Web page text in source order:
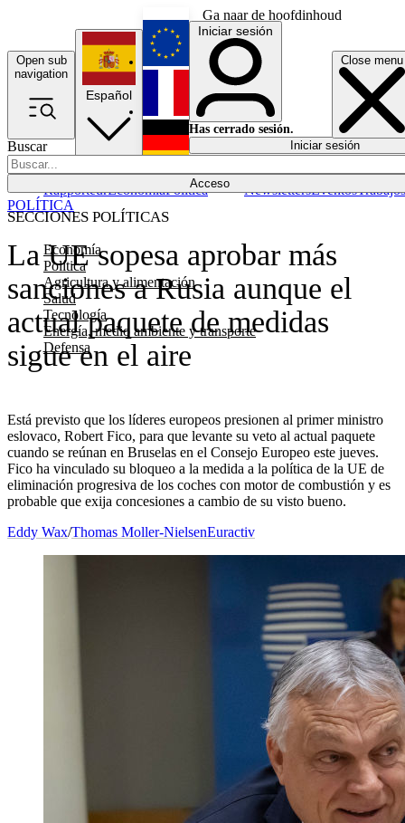
Ga naar de hoofdinhoud
Open sub
navigation
Close menu
Buscar
Acceso
SECCIONES POLÍTICAS
Economía
Política
Agricultura y alimentación
Salud
Tecnología
Energía, medio ambiente y transporte
Defensa
RapporteurEconomíaPolítica NewslettersEventosTrabajos
Español
English
Français
Iniciar sesión
Has cerrado sesión.
Iniciar sesión
La UE sopesa aprobar más
sanciones a Rusia aunque el
actual paquete de medidas
sigue en el aire
Está previsto que los líderes europeos presionen al primer ministro
eslovaco, Robert Fico, para que levante su veto al actual paquete
cuando se reúnan en Bruselas en el Consejo Europeo este jueves.
Fico ha vinculado su bloqueo a la medida a la política de la UE de
eliminación progresiva de los coches con motor de combustión y es
probable que exija concesiones a cambio de su visto bueno.
POLÍTICA
Eddy Wax/Thomas Moller-NielsenEuractiv